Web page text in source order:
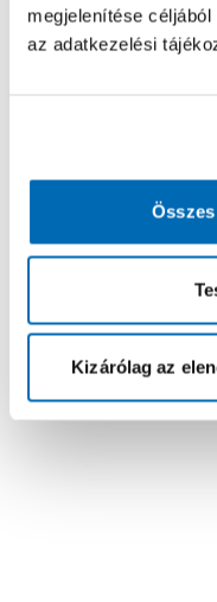
megjelenítése
az adatkezelési
Kizárólag az